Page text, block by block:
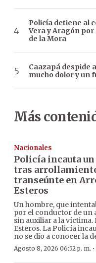
Policía detiene al
Vera y Aragón
de la Mora
Caazapá despide
mucho dolor y un
Más
Nacionales
Policía incauta
tras
transeúnte en
Esteros
Un hombre, que
por el conductor de un
sin auxiliar a la
Esteros. La Policía
no se dio a conocer la
Agosto 8, 2026 06:52 p. m. ·